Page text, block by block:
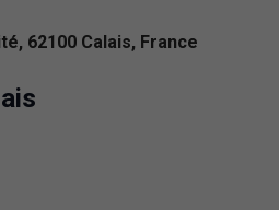
62100 Calais, France